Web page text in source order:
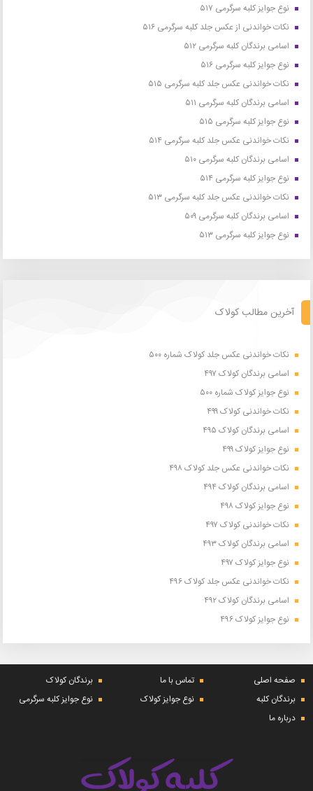
نوع جوایز کلبه سرگرمی ۵۱۷
نکات خواندنی از عکس جلد کلبه سرگرمی ۵۱۶
اسامی برندگان کلبه سرگرمی ۵۱۲
نوع جوایز کلبه سرگرمی ۵۱۶
نکات خواندنی عکس جلد کلبه سرگرمی ۵۱۵
اسامی برندگان کلبه سرگرمی ۵۱۱
نوع جوایز کلبه سرگرمی ۵۱۵
نکات خواندنی عکس جلد کلبه سرگرمی ۵۱۴
اسامی برندگان کلبه سرگرمی ۵۱۰
نوع جوایز کلبه سرگرمی ۵۱۴
نکات خواندنی عکس جلد کلبه سرگرمی ۵۱۳
اسامی برندگان کلبه سرگرمی ۵۰۹
نوع جوایز کلبه سرگرمی ۵۱۳
آخرین مطالب کولاک
نکات خواندنی عکس جلد کولاک شماره ۵۰۰
اسامی برندگان کولاک ۴۹۷
نوع جوایز کولاک شماره ۵۰۰
نکات خواندنی کولاک ۴۹۹
اسامی برندگان کولاک ۴۹۵
نوع جوایز کولاک ۴۹۹
نکات خواندنی عکس جلد کولاک ۴۹۸
اسامی برندگان کولاک ۴۹۴
نوع جوایز کولاک ۴۹۸
نکات خواندنی کولاک ۴۹۷
اسامی برندگان کولاک ۴۹۳
نوع جوایز کولاک ۴۹۷
نکات خواندنی عکس جلد کولاک ۴۹۶
اسامی برندگان کولاک ۴۹۲
نوع جوایز کولاک ۴۹۶
صفحه اصلی تماس با ما
برندگان کولاک
برندگان کلبه
نوع جوایز کولاک
نوع جوایز کلبه سرگرمی
درباره ما